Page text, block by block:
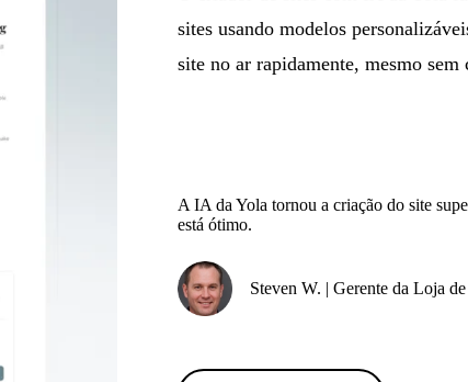
sites usando modelos
site no ar rapidamente, mesmo
A IA da Yola tornou a criação do site
está ótimo.
Steven W. | Gerente da Loja de